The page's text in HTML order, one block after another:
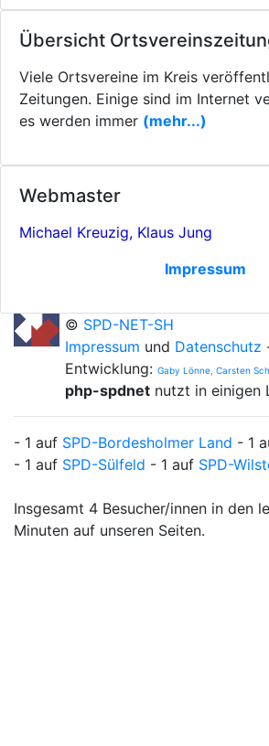
Übersicht
Viele Ortsvereine im Kreis
Zeitungen. Einige sind im Internet
es werden immer (mehr...)
Webmaster
Michael Kreuzig, Klaus Jung
Impressum
© SPD-NET-SH
Impressum und Datenschutz
Entwicklung: Gaby Lönne, Carsten
php-spdnet nutzt in einigen
- 1 auf SPD-Bordesholmer Land - 1
- 1 auf SPD-Sülfeld - 1 auf SPD-
Insgesamt 4 Besucher/innen in den
Minuten auf unseren Seiten.